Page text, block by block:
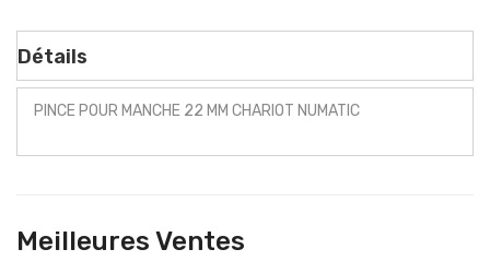
Détails
PINCE POUR MANCHE 22 MM CHARIOT NUMATIC
Meilleures Ventes